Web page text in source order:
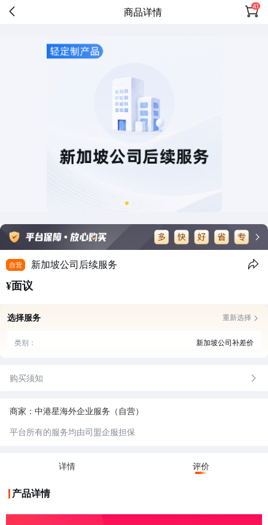
商品详情 41
自营 新加坡公司后续服务
¥面议
选择服务 重新选择
类别： 新加坡公司补差价
购买须知
商家：中港星海外企业服务（自营）
平台所有的服务均由司盟企服担保
详情 评价
产品详情